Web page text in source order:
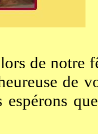
de notre
de